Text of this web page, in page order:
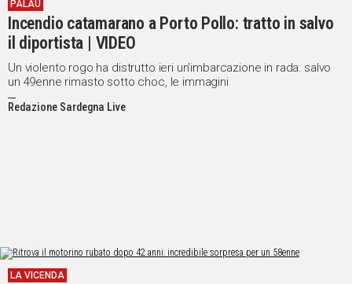
PALAU
Incendio catamarano a Porto Pollo: tratto in salvo
il diportista | VIDEO
Un violento rogo ha distrutto ieri un'imbarcazione in rada: salvo
un 49enne rimasto sotto choc, le immagini
Redazione Sardegna Live
LA VICENDA